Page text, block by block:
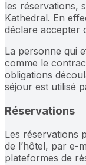
les réservations,
Kathedral. En
déclare accepter
La personne qui
comme le
obligations
séjour est utilisé
Réservations
Les réservations
de l’hôtel, par e-
plateformes de